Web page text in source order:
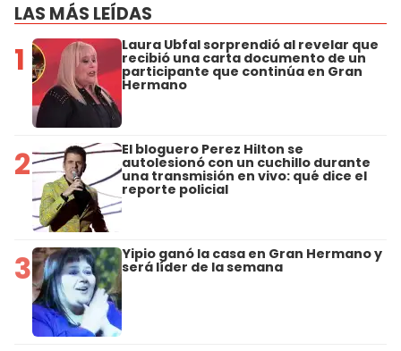
LAS MÁS LEÍDAS
1 Laura Ubfal sorprendió al revelar que
recibió una carta documento de un
participante que continúa en Gran
Hermano
2 El bloguero Perez Hilton se
autolesionó con un cuchillo durante
una transmisión en vivo: qué dice el
reporte policial
3 Yipio ganó la casa en Gran Hermano y
será líder de la semana